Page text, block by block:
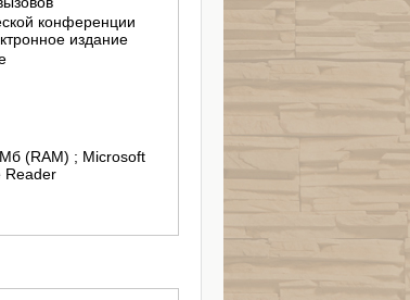
конференции
издание
(RAM) ; Microsoft
Reader